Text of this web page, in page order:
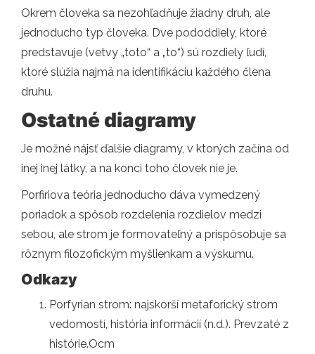
Okrem človeka sa nezohľadňuje žiadny druh, ale
jednoducho typ človeka. Dve pododdiely, ktoré
predstavuje (vetvy „toto“ a „to“) sú rozdiely ľudí,
ktoré slúžia najmä na identifikáciu každého člena
druhu.
Ostatné diagramy
Je možné nájsť ďalšie diagramy, v ktorých začína od
inej inej látky, a na konci toho človek nie je.
Porfiriova teória jednoducho dáva vymedzený
poriadok a spôsob rozdelenia rozdielov medzi
sebou, ale strom je formovateľný a prispôsobuje sa
rôznym filozofickým myšlienkam a výskumu.
Odkazy
Porfyrian strom: najskorší metaforický strom
vedomostí, história informácií (n.d.). Prevzaté z
histórie.Ocm